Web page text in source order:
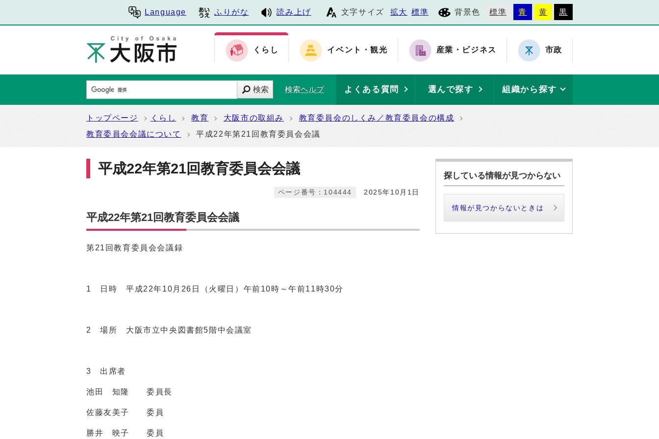
Language ふりがな 読み上げ 文字サイズ 拡大 標準 背景色 標準 青 黄 黒
くらし イベント・観光 産業・ビジネス 市政
検索 検索ヘルプ よくある質問 選んで探す 組織から探す
トップページ くらし 教育 大阪市の取組み
教育委員会のしくみ／教育委員会の構成
教育委員会会議について
平成22年第21回教育委員会会議
平成22年第21回教育委員会会議
2025年10月1日
ページ番号：104444
平成22年第21回教育委員会会議
第21回教育委員会会議録
1 日時 平成22年10月26日（火曜日）午前10時～午前11時30分
2 場所 大阪市立中央図書館5階中会議室
3 出席者
池田 知隆 委員長
佐藤友美子 委員
勝井 映子 委員
探している情報が見つからない
情報が見つからないときは